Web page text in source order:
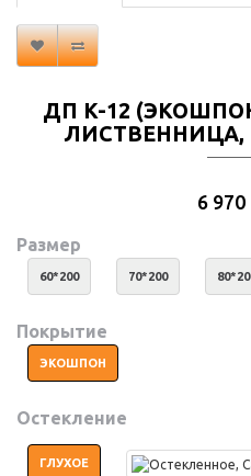
ДП K-12
ЛИСТВЕННИЦА,
6
Размер
60*200 70*200
Покрытие
ЭКОШПОН
Остекление
ГЛУХОЕ